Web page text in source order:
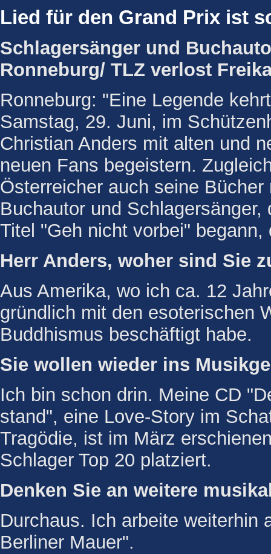
Lied für den Grand Prix ist
Schlagersänger und
Ronneburg/ TLZ verlost
Ronneburg: "Eine Legende
Samstag, 29. Juni, im
Christian Anders mit alten und
neuen Fans begeistern.
Österreicher auch seine
Buchautor und
Titel "Geh nicht vorbei"
Herr Anders, woher sind Sie
Aus Amerika, wo ich ca. 12
gründlich mit den esoterischen
Buddhismus beschäftigt habe.
Sie wollen wieder ins
Ich bin schon drin. Meine CD
stand", eine Love-Story im
Tragödie, ist im März
Schlager Top 20 platziert.
Denken Sie an weitere
Durchaus. Ich arbeite weiterhin
Berliner Mauer".